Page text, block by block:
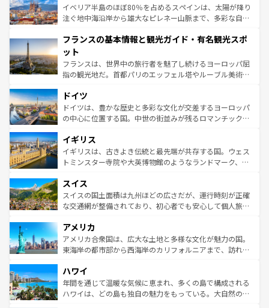
景など、自然景観も見逃せない。観光の合間には、本場の
ピザやパスタなど、絶品のイタリア料理を堪能することも
ませてくれるイタリアで、忘れられない旅をしてみよう！
なお、新着のイタリア情報は
しい。
イベリア半島のほぼ80％を占めるスペインは、太陽が降り
注ぐ地中海沿岸から雄大なピレネー山脈まで、多彩な自然
文化が根付くこの国では、情熱的なフラメンコ、熱気あふ
れる闘牛、そして美味しいタパスが生活の一部となってい
る。首都マドリードの洗練された雰囲気や、バルセロナの
アートに溢れた街角から、地方では古代ローマ遺跡や中世
せる。地方によって風土や気候が異なるスペインはその個
性で訪れる人を魅了する。 なお、新着のスペイン情報は コ
ンテンツ一覧を参照してほしい。
フランスの基本情報と観光ガイド・有名観光スポ
ット
フランスは、世界中の旅行者を魅了し続けるヨーロッパ屈
指の観光地だ。首都パリのエッフェル塔やルーブル美術館
で、幅広い魅力が詰まっている。華麗な宮殿、歴史的な大
聖堂、美しいビーチ、そして豊かな自然が、訪れる者を心
から魅了する。また、フランスは美食の国としても知ら
いる。シャンパンの発祥地であるランス、プロヴァンスの
香り高いラベンダー畑など、多彩な楽しみ方が可能だ。さ
らに、パリ以外の地域にも魅力が溢れており、どの街角に
れる地方に足を運ぶとそれぞれで全く異なる文化を体験で
きるだろう。 なお、新着のフランス情報はコンテンツ一覧
を参照してほしい。
ドイツ
ドイツは、豊かな歴史と多彩な文化が交差するヨーロッパ
の中心に位置する国。中世の街並みが残るロマンチック街
顔を持つこの国は、どこを歩いても飽きることがない。ベ
ルリンの文化的活気、バイエルン州のアルプスの絶景、そ
してライン川沿いのワイン畑といった風景は必見。ビール
は、お酒好きな人にはぜひ体験してほしい。 なお、新着の
ドイツ情報はコンテンツ一覧を参照してほしい。
イギリス
イギリスは、古きよき伝統と最先端が共存する国。ウェス
トミンスター寺院や大英博物館のようなランドマーク、歴
リアごとに異なる魅力がある。また、優雅なアフタヌーン
ティー、ビール好きにはたまらない英国パブ、サッカー観
戦など、本場だからこそできる体験も豊富。イギリスを旅
ンツ一覧を参照してほしい。
スイス
スイスの国土面積は九州ほどの広さだが、運行時刻が正確
な交通網が整備されており、初心者でも安心して個人旅行
の建物がそのまま残る町や、スイスならではのユニークな
博物館もあり、アルプス観光だけでなく町歩きも満喫する
ことができる。国民の所得が高いため物価も高いが、旅行
ば市内交通費無料で観光を楽しむこともできる。 なお、新
着のスイス情報はコンテンツ一覧 を参照してほしい。
アメリカ
アメリカ合衆国は、広大な土地と多様な文化が魅力の国。
東海岸の都市部から西海岸のカリフォルニアまで、訪れる
のような巨大都市は、観光、ショッピング、エンターテイ
ンメントが詰まった刺激的なスポットだ。一方、アメリカ
西部には大自然が広がり、グランドキャニオンやイエロー
ハワイ
年間を通じて温暖な気候に恵まれ、多くの島で構成される
ハワイは、どの島も独自の魅力をもっている。大自然の神